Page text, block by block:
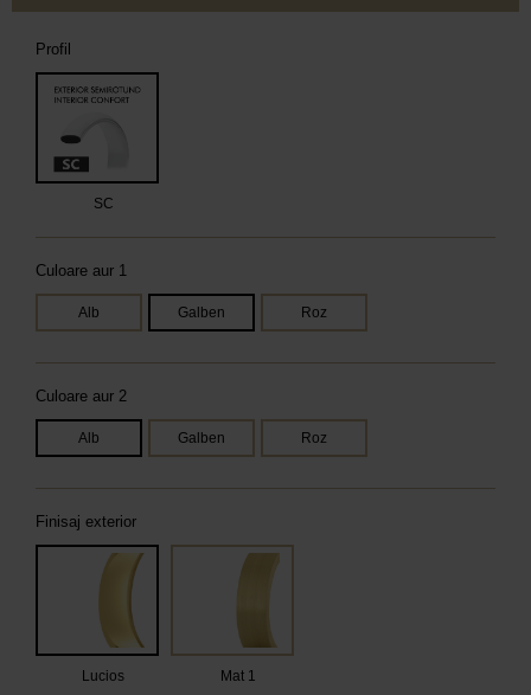
Profil
SC
Culoare aur 1
Alb Galben Roz
Culoare aur 2
Alb Galben Roz
Finisaj exterior
Lucios Mat 1